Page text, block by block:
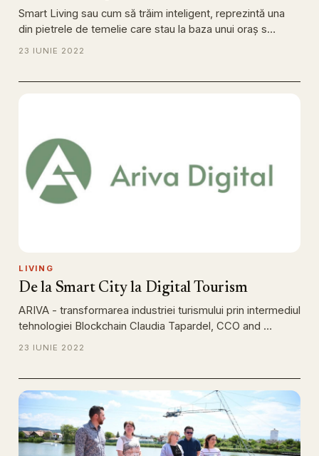
Smart Living sau cum să trăim inteligent, reprezintă una
din pietrele de temelie care stau la baza unui oraş s…
23 IUNIE 2022
LIVING
De la Smart City la Digital Tourism
ARIVA - transformarea industriei turismului prin intermediul
tehnologiei Blockchain Claudia Tapardel, CCO and …
23 IUNIE 2022